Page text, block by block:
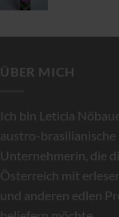
ÜBER MICH
Ich bin Leticia
austro-brasilianische
Unternehmerin, die
Österreich mit
und anderen edlen